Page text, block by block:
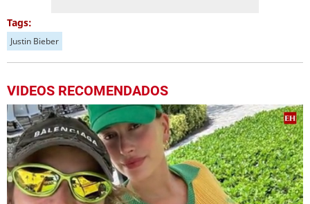
Tags:
Justin Bieber
VIDEOS RECOMENDADOS